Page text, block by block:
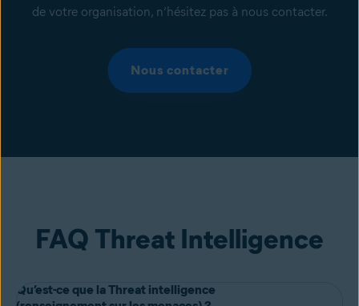
de votre organisation, n’hésitez pas à nous contacter.
Nous contacter
FAQ Threat Intelligence
Qu’est-ce que la Threat intelligence